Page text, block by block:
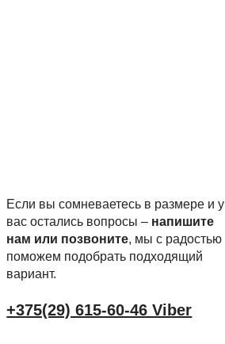
Если вы сомневаетесь в размере и у
вас остались вопросы – напишите
нам или позвоните, мы с радостью
поможем подобрать подходящий
вариант.
+375(29) 615-60-46 Viber